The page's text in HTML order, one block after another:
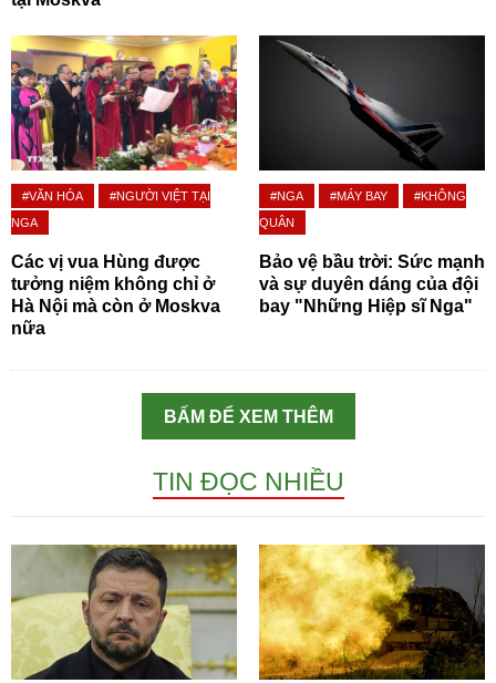
#VĂN HÓA
#NGƯỜI VIỆT TẠI
NGA
Các vị vua Hùng được
tưởng niệm không chỉ ở
Hà Nội mà còn ở Moskva
nữa
#NGA #MÁY BAY
#KHÔNG
QUÂN
Bảo vệ bầu trời: Sức mạnh
và sự duyên dáng của đội
bay "Những Hiệp sĩ Nga"
BẤM ĐỂ XEM THÊM
TIN ĐỌC NHIỀU